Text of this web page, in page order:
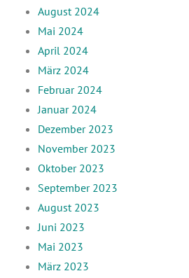
August 2024
Mai 2024
April 2024
März 2024
Februar 2024
Januar 2024
Dezember 2023
November 2023
Oktober 2023
September 2023
August 2023
Juni 2023
Mai 2023
März 2023